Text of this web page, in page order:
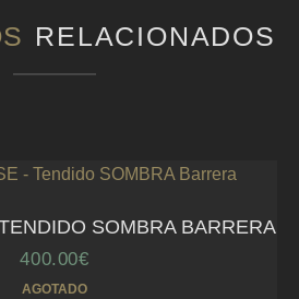
RELACIONADOS
SOMBRA BARRERA
400.00€
AGOTADO